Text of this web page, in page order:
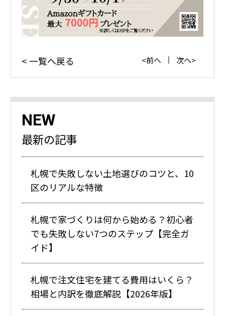
一覧へ戻る 前へ 次へ
NEW
最新の記事
札幌で失敗しない土地選びのコツと、10
区のリアルな特徴
札幌で家づくりは何から始める？初心者
でも失敗しない7つのステップ【完全ガ
イド】
札幌で注文住宅を建てる費用はいくら？
相場と内訳を徹底解説【2026年版】